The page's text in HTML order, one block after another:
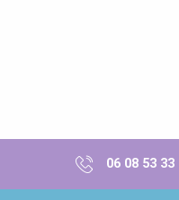
06 08 53 33